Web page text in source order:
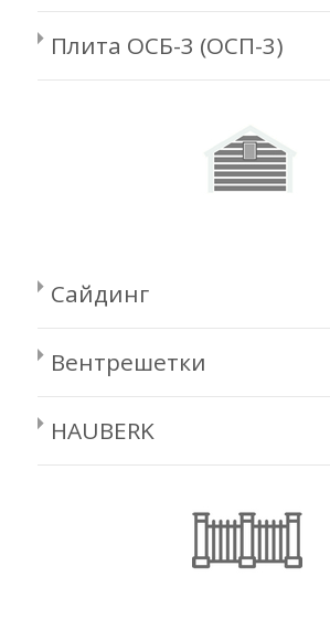
Плита ОСБ-3 (ОСП-3)
Сайдинг
Вентрешетки
HAUBERK